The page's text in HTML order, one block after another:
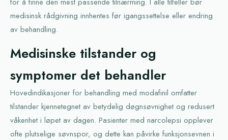
medisinsk rådgivning innhentes før igangssettelse eller endring
av behandling.
Medisinske tilstander og
symptomer det behandler
Hovedindikasjoner for behandling med modafinil omfatter
tilstander kjennetegnet av betydelig døgnsøvnighet og redusert
våkenhet i løpet av dagen. Pasienter med narcolepsi opplever
ofte plutselige søvnspor, og dette kan påvirke funksjonsevnen i